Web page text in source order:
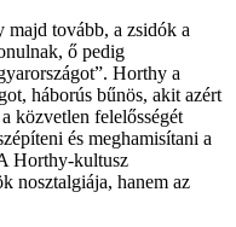
majd tovább, a zsidók a
ő pedig
Horthy a
háborús bűnös, akit azért
közvetlen felelősségét
és meghamisítani a
Horthy-kultusz
nosztalgiája, hanem az